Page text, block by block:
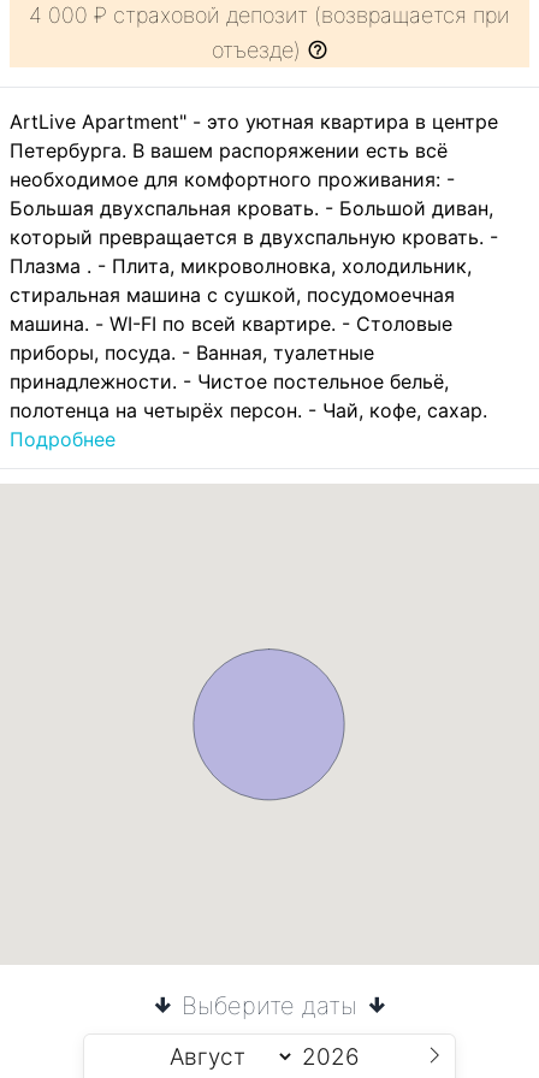
4 000 ₽ страховой депозит (возвращается при
отъезде)
ArtLive Apartment" - это уютная квартира в центре
Петербурга. В вашем распоряжении есть всё
необходимое для комфортного проживания: -
Большая двухспальная кровать. - Большой диван,
который превращается в двухспальную кровать. -
Плазма . - Плита, микроволновка, холодильник,
стиральная машина с сушкой, посудомоечная
машина. - WI-FI по всей квартире. - Столовые
приборы, посуда. - Ванная, туалетные
принадлежности. - Чистое постельное бельё,
полотенца на четырёх персон. - Чай, кофе, сахар.
Подробнее
Выберите даты